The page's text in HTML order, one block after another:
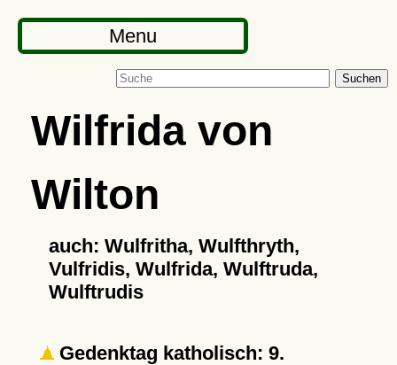
Menu
Suchen
Wilfrida von
Wilton
auch: Wulfritha, Wulfthryth,
Vulfridis, Wulfrida, Wulftruda,
Wulftrudis
Gedenktag katholisch: 9.